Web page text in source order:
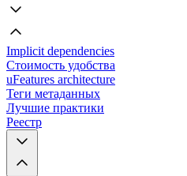
Implicit dependencies
Стоимость удобства
uFeatures architecture
Теги метаданных
Лучшие практики
Реестр